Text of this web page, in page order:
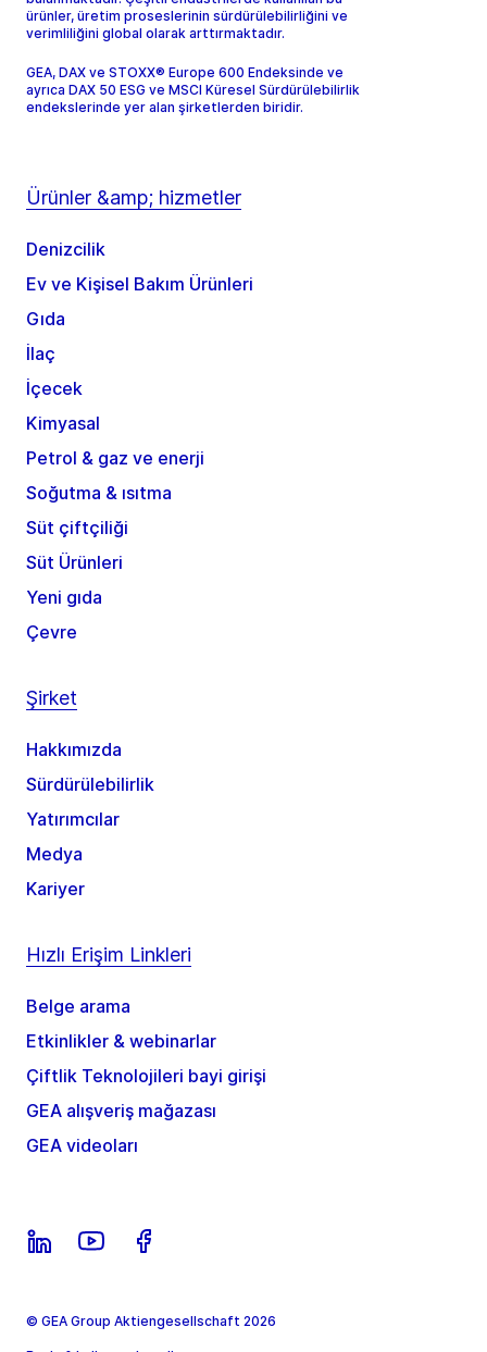
ürünler, üretim proseslerinin sürdürülebilirliğini ve
verimliliğini global olarak arttırmaktadır.
GEA, DAX ve STOXX® Europe 600 Endeksinde ve
ayrıca DAX 50 ESG ve MSCI Küresel Sürdürülebilirlik
endekslerinde yer alan şirketlerden biridir.
Ürünler &amp; hizmetler
Denizcilik
Ev ve Kişisel Bakım Ürünleri
Gıda
İlaç
İçecek
Kimyasal
Petrol & gaz ve enerji
Soğutma & ısıtma
Süt çiftçiliği
Süt Ürünleri
Yeni gıda
Çevre
Şirket
Hakkımızda
Sürdürülebilirlik
Yatırımcılar
Medya
Kariyer
Hızlı Erişim Linkleri
Belge arama
Etkinlikler & webinarlar
Çiftlik Teknolojileri bayi girişi
GEA alışveriş mağazası
GEA videoları
© GEA Group Aktiengesellschaft 2026